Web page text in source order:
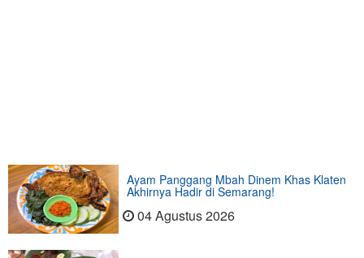
Ayam Panggang Mbah Dinem Khas Klaten
Akhirnya Hadir di Semarang!
04 Agustus 2026